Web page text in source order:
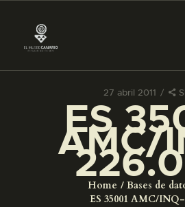
27 abril 2011
ES
AMC/
Home Bases de
ES 35001 AMC/INQ-
PREPARAR LA
ACTIVIDADES